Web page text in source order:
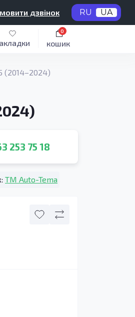
дзвінок RU UA
кошик
0
(2014–2024)
253 75 18
TM Auto-Tema